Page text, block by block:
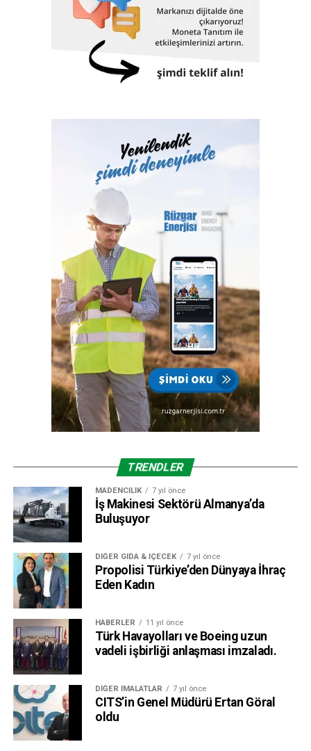
Pınar Süt olarak toplumumuzun eğitim, kültür, sanat ve
spor alanlarında sosyal gelişimini desteklemeye devam
ediyoruz” diyenPınar Süt Yönetim Kurulu Başkanı İdil
, değerlendirmelerini şöyle sonlandırdı: “Tam 40
yıldır düzenlediğimiz Uluslararası Pınar Çocuk Resim
Uluslararası Pınar Çocuk Resim Yarışması’nın konusunu
çocukların farkındalık seviyelerini de artırmak amacıyla
sürdürülebilirlik ekseninde ‘Benim Gözümden Dünya’ olarak
belirledik. Böylelikle çocuklarımıza ‘Gelecek için harekete
geç, hayalindeki dünyayı resmet” diyoruz. Yine 34 yıldır
Türkiye’nin her köşesini dolaşan Pınar Çocuk Tiyatrosu ile 3
milyondan fazla çocuğu tiyatro ile buluşturduk. Spor,
önemsediğimiz bir diğer alan… Kurulduğumuz yıldan bu
yana basketbola destek oluyoruz. Pınar Karşıyaka
Basketbol Takımı’na verdiğimiz destek ile şimdiye kadar
altyapıda 25 binden fazla çocuğun yetişmesine katkı
sağladık.”
TRENDLER
MADENCILIK 7 yıl önce
İş Makinesi Sektörü Almanya’da
Buluşuyor
DIĞER GIDA & İÇECEK 7 yıl önce
Propolisi Türkiye’den Dünyaya İhraç
Eden Kadın
HABERLER 11 yıl önce
Türk Havayolları ve Boeing uzun
vadeli işbirliği anlaşması imzaladı.
DIĞER İMALATLAR 7 yıl önce
CITS’in Genel Müdürü Ertan Göral
oldu